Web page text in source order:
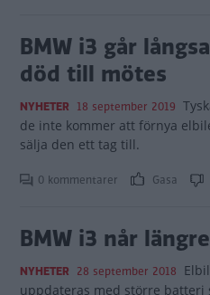
BMW i3 går
död till mötes
NYHETER 18 september 2019
de inte kommer att förnya
sälja den ett tag till.
0 kommentarer Gasa
BMW i3 når längre
NYHETER 28 september 2018
uppdateras med större batteri